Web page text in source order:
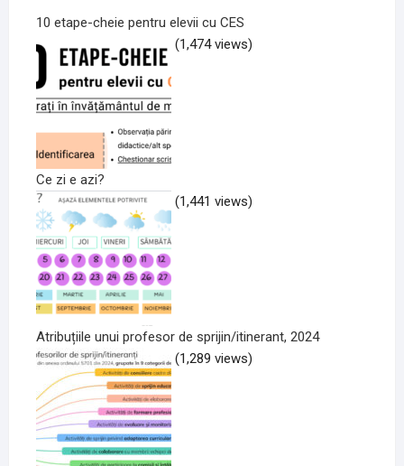
10 etape-cheie pentru elevii cu CES
(1,474 views)
Ce zi e azi?
(1,441 views)
Atribuțiile unui profesor de sprijin/itinerant, 2024
(1,289 views)